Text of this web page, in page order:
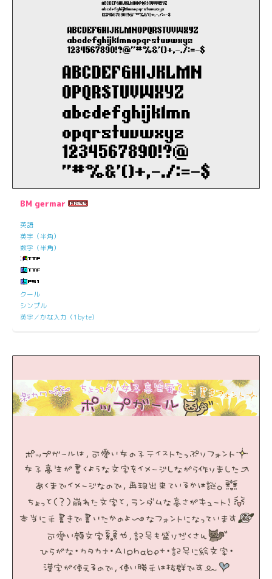
BM germar
英語
英字（半角）
数字（半角）
クール
シンプル
英字／かな入力（1byte）